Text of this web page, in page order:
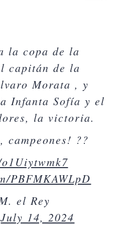
la copa de la
capitán de la
Morata , y
Infanta Sofía y el
la victoria.
campeones! ??
PBFMKAWLpD
el Rey
July 14, 2024